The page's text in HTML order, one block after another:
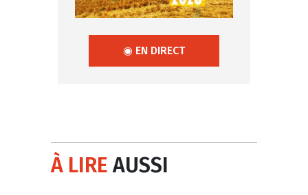
◉ EN DIRECT
À LIREAUSSI